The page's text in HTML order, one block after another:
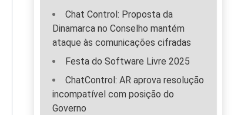
Chat Control: Proposta da
Dinamarca no Conselho mantém
ataque às comunicações cifradas
Festa do Software Livre 2025
ChatControl: AR aprova resolução
incompatível com posição do
Governo